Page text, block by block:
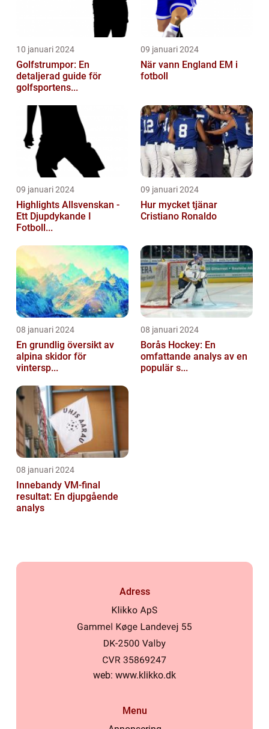
10 januari 2024
Golfstrumpor: En
detaljerad guide för
golfsportens...
09 januari 2024
När vann England EM i
fotboll
09 januari 2024
Highlights Allsvenskan -
Ett Djupdykande I
Fotboll...
09 januari 2024
Hur mycket tjänar
Cristiano Ronaldo
08 januari 2024
En grundlig översikt av
alpina skidor för
vintersp...
08 januari 2024
Borås Hockey: En
omfattande analys av en
populär s...
08 januari 2024
Innebandy VM-final
resultat: En djupgående
analys
Adress
web: www.klikko.dk
Menu